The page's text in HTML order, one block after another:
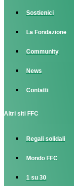
Sostienici
La Fondazione
Community
News
Contatti
Altri siti FFC
Regali solidali
Mondo FFC
1 su 30